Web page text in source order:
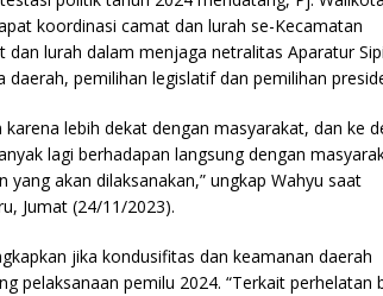
koordinasi camat dan lurah se-Kecamatan
lurah dalam menjaga netralitas Aparatur
pemilihan legislatif dan pemilihan
lebih dekat dengan masyarakat, dan ke
lagi berhadapan langsung dengan
akan dilaksanakan,” ungkap Wahyu saat
Jumat (24/11/2023).
jika kondusifitas dan keamanan daerah
pelaksanaan pemilu 2024. “Terkait perhelatan